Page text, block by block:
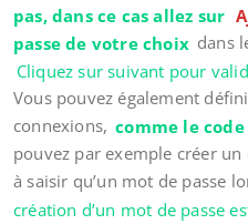
pas, dans ce cas allez sur
passe de votre choix dans
Cliquez sur suivant pour
Vous pouvez également
connexions, comme le
pouvez par exemple créer
à saisir qu’un mot de passe
création d’un mot de passe